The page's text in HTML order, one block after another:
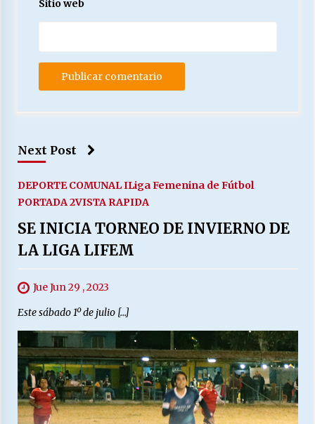
Sitio web
Next Post
DEPORTE COMUNAL ILiga Femenina de Fútbol
PORTADA 2VISTA RAPIDA
SE INICIA TORNEO DE INVIERNO DE
LA LIGA LIFEM
Jue Jun 29 , 2023
Este sábado 1º de julio […]